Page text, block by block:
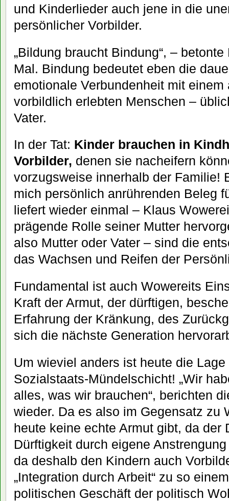
und Kinderlieder auch jene in die
persönlicher Vorbilder.
„Bildung braucht Bindung“, –
Mal. Bindung bedeutet eben die
emotionale Verbundenheit mit
vorbildlich erlebten Menschen –
Vater.
In der Tat: Kinder brauchen in
Vorbilder, denen sie nacheifern
vorzugsweise innerhalb der Familie!
mich persönlich anrührenden Beleg
liefert wieder einmal – Klaus
prägende Rolle seiner Mutter
also Mutter oder Vater – sind die
das Wachsen und Reifen der
Fundamental ist auch Wowereits
Kraft der Armut, der dürftigen,
Erfahrung der Kränkung, des
sich die nächste Generation
Um wieviel anders ist heute die
Sozialstaats-Mündelschicht! „Wir
alles, was wir brauchen“, berichten
wieder. Da es also im Gegensatz zu
heute keine echte Armut gibt, da der
Dürftigkeit durch eigene
da deshalb den Kindern auch
„Integration durch Arbeit“ zu so
politischen Geschäft der politisch